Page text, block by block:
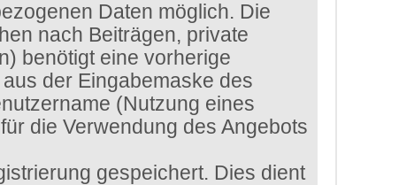
Daten möglich. Die
nach Beiträgen, private
benötigt eine vorherige
der Eingabemaske des
(Nutzung eines
die Verwendung des Angebots
gespeichert. Dies dient